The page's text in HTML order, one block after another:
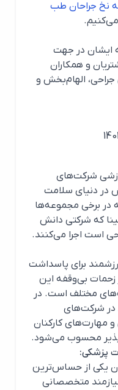
جراحان طب
در جهت
و همکاران
الهام‌بخش و
شرکت‌های
دنیای سلامت
برخی مجموعه‌ها
که شرکتی دانش
است اجرا می‌کنند.
برای پاسداشت
بی‌وقفه این
مختلف است. در
شرکت‌های
کارکنان
محسوب می‌شود.
از حساس‌ترین
متخصصانی